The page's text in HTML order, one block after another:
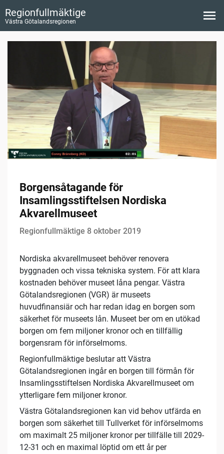
Regionfullmäktige
Västra Götalandsregionen
Borgensåtagande för
Insamlingsstiftelsen Nordiska
Akvarellmuseet
Regionfullmäktige 8 oktober 2019
Nordiska akvarellmuseet behöver renovera
byggnaden och vissa tekniska system. För att klara
kostnaden behöver museet låna pengar. Västra
Götalandsregionen (VGR) är museets
huvudfinansiär och har redan idag en borgen som
säkerhet för museets lån. Museet ber om en utökad
borgen om fem miljoner kronor och en tillfällig
borgensram för införselmoms.
Regionfullmäktige beslutar att Västra
Götalandsregionen ingår en borgen till förmån för
Insamlingsstiftelsen Nordiska Akvarellmuseet om
ytterligare fem miljoner kronor.
Västra Götalandsregionen kan vid behov utfärda en
borgen som säkerhet till Tullverket för införselmoms
om maximalt 25 miljoner kronor per tillfälle till 2029-
12-31 och en maximal löptid om ett år per